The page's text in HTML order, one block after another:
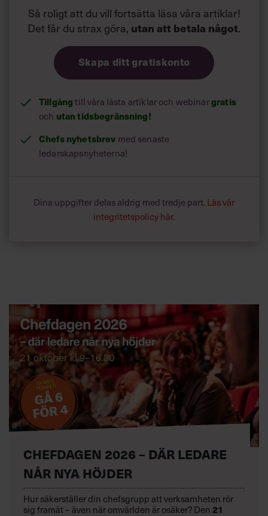
Så roligt att du vill fortsätta läsa våra artiklar!
Det får du strax göra, utan att betala något.
Skapa ditt gratiskonto
Tillgång till våra låsta artiklar och webinargratis
och utan tidsbegränsning!
Chefs nyhetsbrev med senaste
ledarskapsnyheterna!
Dina uppgifter delas aldrig med tredje part. Läs vår
integritetspolicy här.
CHEFDAGEN 2026 – DÄR LEDARE
NÅR NYA HÖJDER
Hur säkerställer din chefsgrupp att verksamheten rör
sig framåt – även när omvärlden är osäker? Den 21